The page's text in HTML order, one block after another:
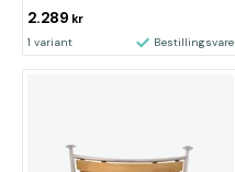
2.289 kr
1 variant Bestillingsvare